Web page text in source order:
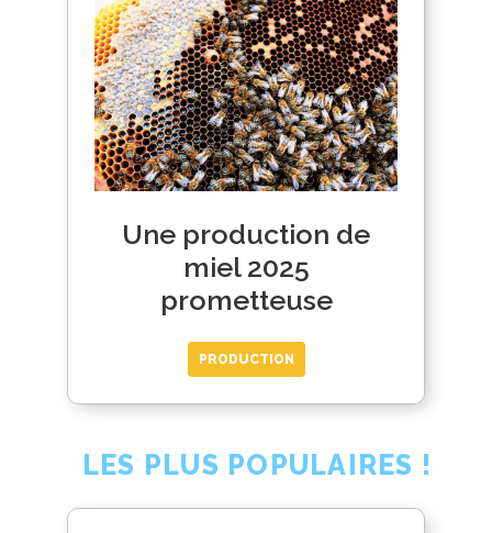
Une production de
miel 2025
prometteuse
PRODUCTION
LES PLUS POPULAIRES !